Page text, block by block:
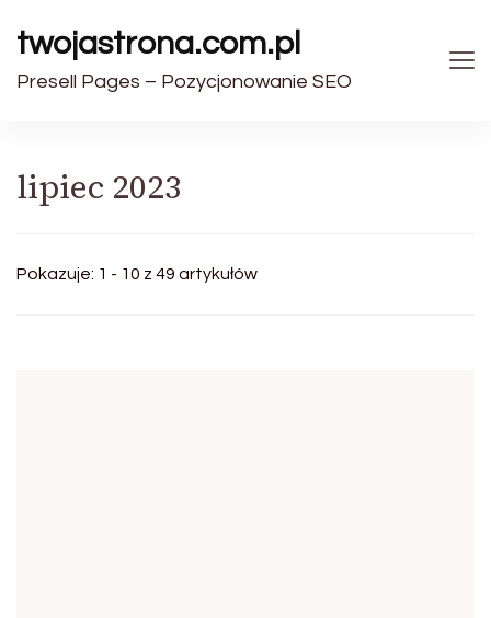
twojastrona.com.pl
Presell Pages – Pozycjonowanie SEO
lipiec 2023
Pokazuje: 1 - 10 z 49 artykułów